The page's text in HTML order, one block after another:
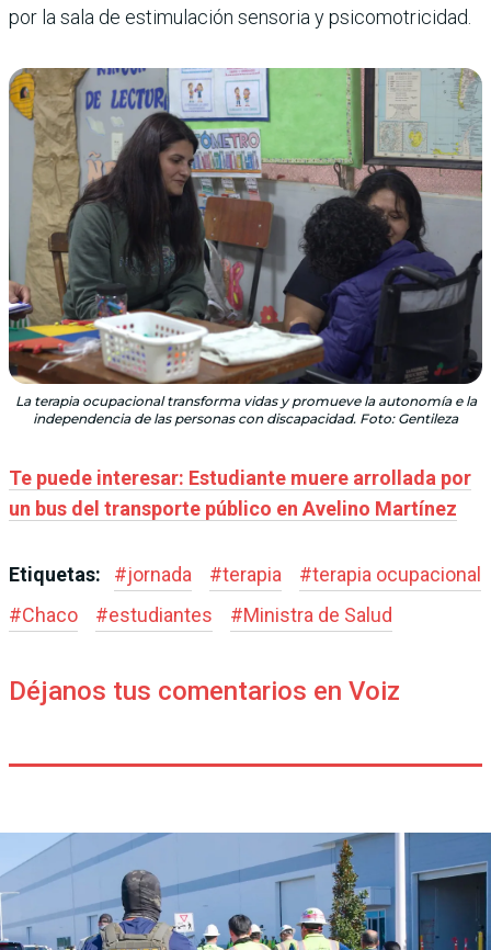
por la sala de estimulación sensoria y psicomotricidad.
La terapia ocupacional transforma vidas y promueve la autonomía e la
independencia de las personas con discapacidad. Foto: Gentileza
Te puede interesar: Estudiante muere arrollada por
un bus del transporte público en Avelino Martínez
Etiquetas: #jornada #terapia #terapia ocupacional
#Chaco #estudiantes #Ministra de Salud
Déjanos tus comentarios en Voiz